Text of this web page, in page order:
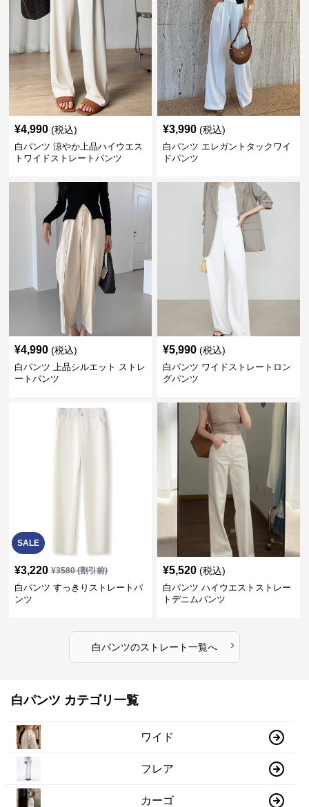
¥4,990 (税込)
白パンツ 涼やか上品ハイウエス
トワイドストレートパンツ
¥3,990 (税込)
白パンツ エレガントタックワイ
ドパンツ
¥4,990 (税込)
白パンツ 上品シルエット ストレ
ートパンツ
¥5,990 (税込)
白パンツ ワイドストレートロン
グパンツ
SALE
¥3,220 ¥3580(割引前)
白パンツ すっきりストレートパ
ンツ
¥5,520 (税込)
白パンツ ハイウエストストレー
トデニムパンツ
白パンツのストレート一覧へ ›
白パンツ カテゴリ一覧
ワイド
フレア
カーゴ